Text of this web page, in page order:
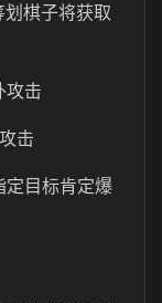
棋子将获取
攻击
击
定目标肯定爆